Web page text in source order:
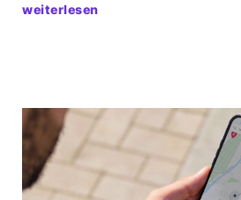
weiterlesen